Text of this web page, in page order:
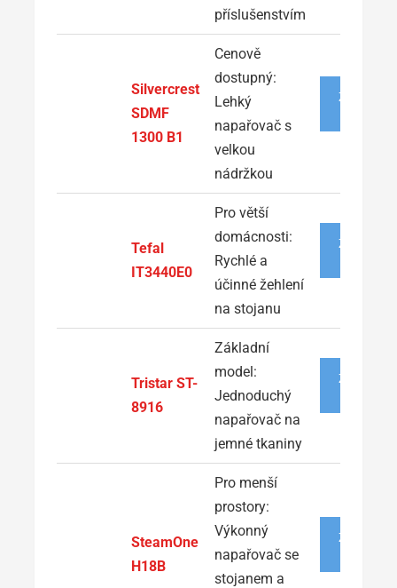
příslušenstvím
Silvercrest
SDMF
1300 B1
Cenově
dostupný:
Lehký
napařovač s
velkou
nádržkou
ZOBRAZIT
Tefal
IT3440E0
Pro větší
domácnosti:
Rychlé a
účinné žehlení
na stojanu
ZOBRAZIT
Tristar ST-
8916
Základní
model:
Jednoduchý
napařovač na
jemné tkaniny
ZOBRAZIT
SteamOne
H18B
Pro menší
prostory:
Výkonný
napařovač se
stojanem a
ZOBRAZIT